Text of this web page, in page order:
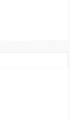
queres viajar
Do Cabo.
cenar....
cuanta plata